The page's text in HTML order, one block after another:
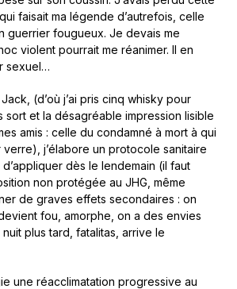
faisait ma légende d’autrefois, celle
guerrier fougueux. Je devais me
violent pourrait me réanimer. Il en
sexuel…
(d’où j’ai pris cinq whisky pour
sort et la désagréable impression lisible
amis : celle du condamné à mort à qui
j’élabore un protocole sanitaire
dès le lendemain (il faut
non protégée au JHG, même
de graves effets secondaires : on
fou, amorphe, on a des envies
plus tard, fatalitas, arrive le
une réacclimatation progressive au